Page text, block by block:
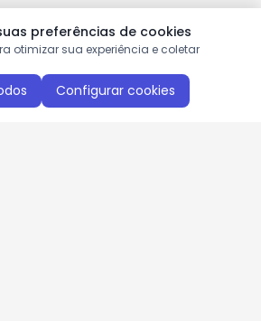
preferências de cookies
otimizar sua experiência e coletar
Configurar cookies